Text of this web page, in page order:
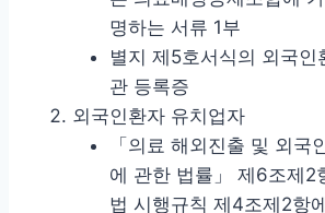
명하는 서류 1부
별지 제5호서식의 외국인
관 등록증
외국인환자 유치업자
「의료 해외진출 및 외국
에 관한 법률」 제6조제2
법 시행규칙 제4조제2항